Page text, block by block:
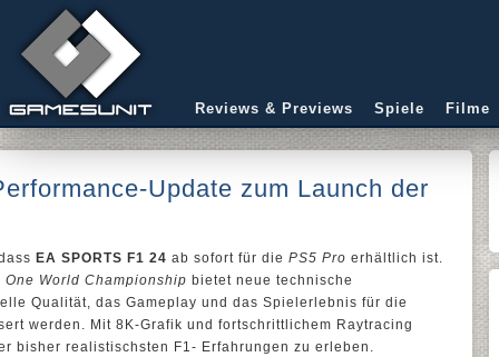
Reviews & Previews Spiele Filme
Update zum Launch der
EA SPORTS F1 24 ab sofort für die PS5 Pro erhältlich ist.
One World Championship bietet neue technische
Qualität, das Gameplay und das Spielerlebnis für die
werden. Mit 8K-Grafik und fortschrittlichem Raytracing
bisher realistischsten F1- Erfahrungen zu erleben.